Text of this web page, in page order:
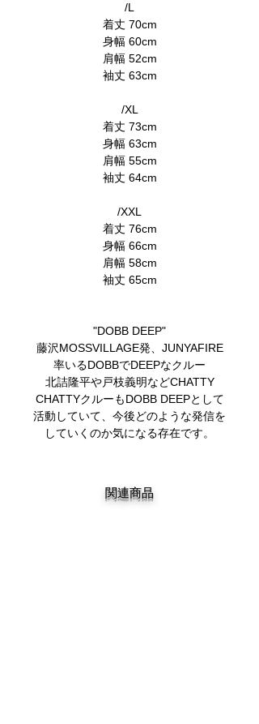
/L
着丈 70cm
身幅 60cm
肩幅 52cm
袖丈 63cm
/XL
着丈 73cm
身幅 63cm
肩幅 55cm
袖丈 64cm
/XXL
着丈 76cm
身幅 66cm
肩幅 58cm
袖丈 65cm
"DOBB DEEP"
藤沢MOSSVILLAGE発、JUNYAFIRE
率いるDOBBでDEEPなクルー
北詰隆平や戸枝義明などCHATTY
CHATTYクルーもDOBB DEEPとして
活動していて、今後どのような発信を
していくのか気になる存在です。
関連商品